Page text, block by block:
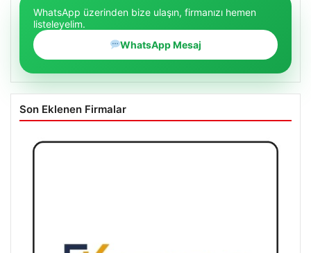
WhatsApp üzerinden bize ulaşın, firmanızı hemen
listeleyelim.
WhatsApp Mesaj
Son Eklenen Firmalar